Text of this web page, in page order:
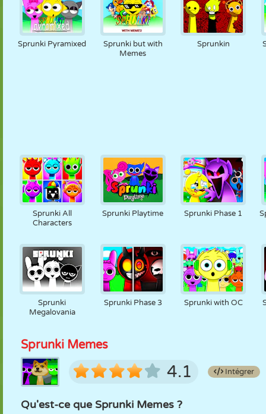
Sprunki Pyramixed
Sprunki but with
Memes
Sprunkin
Sprunki All
Characters
Sprunki Playtime Sprunki Phase 1
Sprunki
Megalovania
Sprunki Phase 3 Sprunki with OC
Sprunki Memes
4.1 Intégrer
Qu'est-ce que Sprunki Memes ?